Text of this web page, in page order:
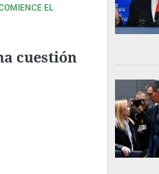
EL
cuestión